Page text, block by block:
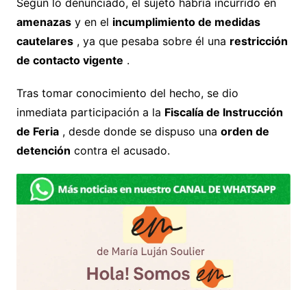
amenazasy en el incumplimiento de medidas
cautelares, ya que pesaba sobre él una restricción
de contacto vigente .
Tras tomar conocimiento del hecho, se dio
inmediata participación a la Fiscalía de Instrucción
de Feria, desde donde se dispuso una orden de
detención contra el acusado.